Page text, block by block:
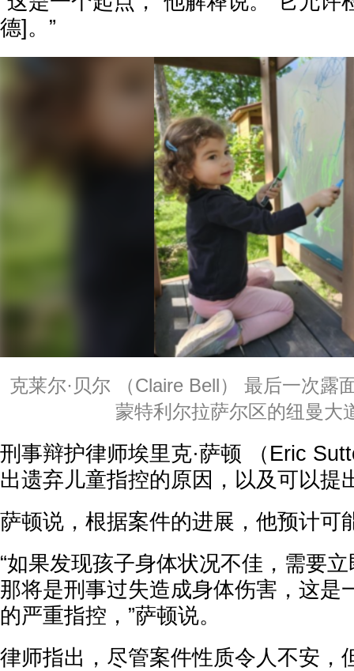
德]。”
克莱尔·贝尔 （Claire Bell） 最后一次露
蒙特利尔拉萨尔区的纽曼大
刑事辩护律师埃里克·萨顿 （Eric
出遗弃儿童指控的原因，以及可以提
萨顿说，根据案件的进展，他预计可
“如果发现孩子身体状况不佳，需要
那将是刑事过失造成身体伤害，这是
的严重指控，”萨顿说。
律师指出，尽管案件性质令人不安，